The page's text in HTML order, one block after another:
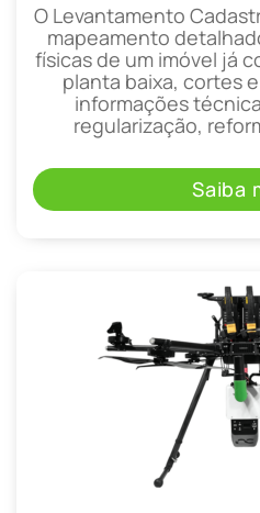
O Levantamento
mapeamento
físicas de um imóvel já
planta baixa, cortes
informações
regularização,
Saiba